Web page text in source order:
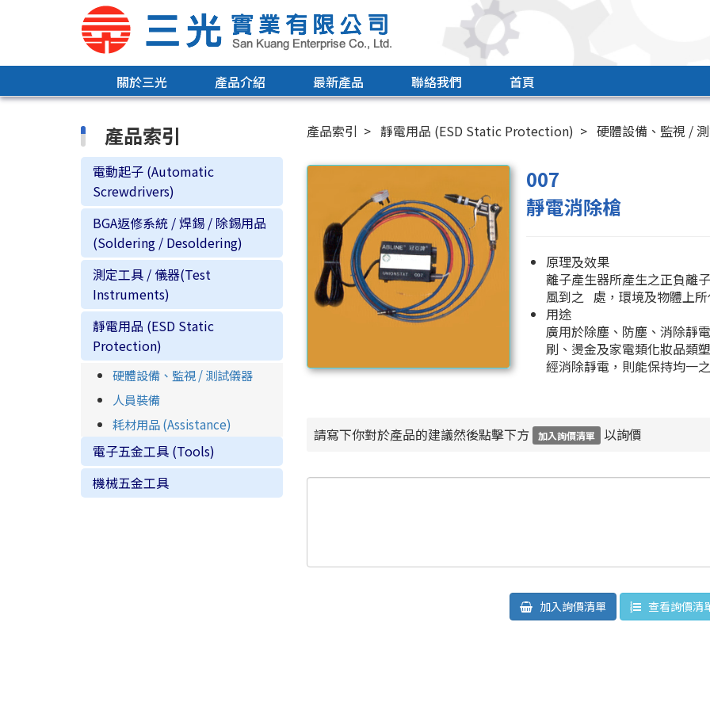
關於三光 產品介紹 最新產品 聯絡我們 首頁
產品索引
電動起子 (Automatic
Screwdrivers)
BGA返修系統 / 焊錫 / 除錫用品
(Soldering / Desoldering)
測定工具 / 儀器(Test
Instruments)
靜電用品 (ESD Static
Protection)
硬體設備、監視 / 測試儀器
人員裝備
耗材用品 (Assistance)
電子五金工具 (Tools)
機械五金工具
產品索引 靜電用品 (ESD Static Protection) 硬體設備、監視 /
007
靜電消除槍
原理及效果
離子產生器所產生之正負離
風到之 處，環境及物體上所
用途
廣用於除塵、防塵、消除靜
刷、燙金及家電類化妝品類
經消除靜電，則能保持均一
請寫下你對於產品的建議然後點擊下方 加入詢價清單 以詢價
加入詢價清單 查看詢價清